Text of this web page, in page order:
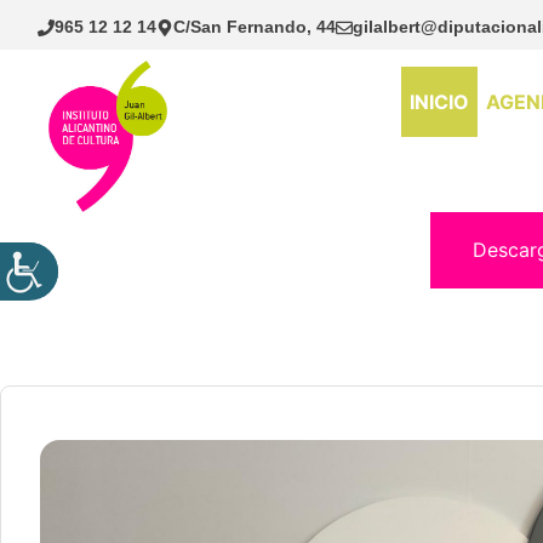
Saltar
965 12 12 14 C/San Fernando, 44
INICIO